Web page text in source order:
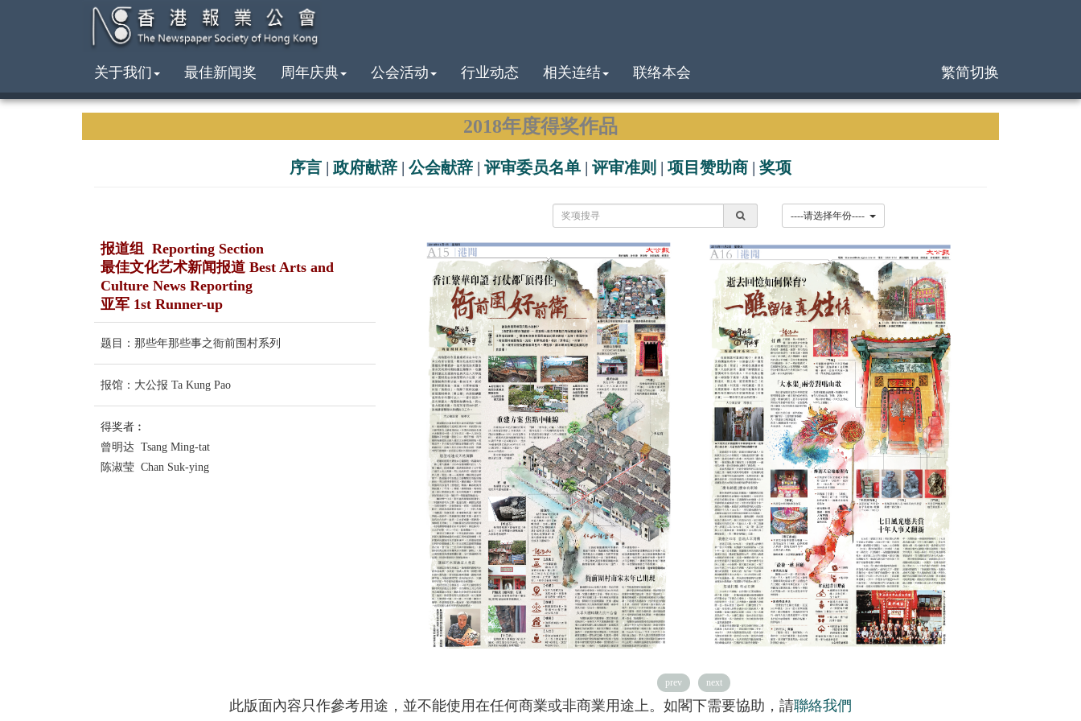
关于我们 最佳新闻奖 周年庆典 公会活动 行业动态 相关连结 联络本会 繁简切换
2018年度得奖作品
序言 | 政府献辞 | 公会献辞 | 评审委员名单 | 评审准则 | 项目赞助商 | 奖项
报道组 Reporting Section
最佳文化艺术新闻报道 Best Arts and
Culture News Reporting
亚军 1st Runner-up
题目：那些年那些事之衙前围村系列
报馆：大公报 Ta Kung Pao
得奖者︰
曾明达 Tsang Ming-tat
陈淑莹 Chan Suk-ying
prev next
此版面內容只作參考用途，並不能使用在任何商業或非商業用途上。如閣下需要協助，請聯絡我們